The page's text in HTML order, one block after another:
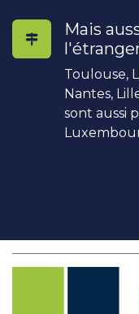
Mais
Toulouse,
Nantes,
sont aussi